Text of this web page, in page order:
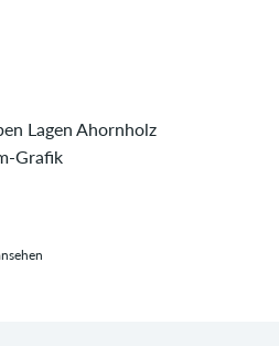
Lagen Ahornholz
Grafik